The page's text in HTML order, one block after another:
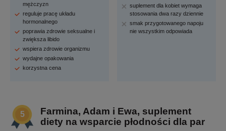
mężczyzn
reguluje pracę układu
hormonalnego
poprawia zdrowie seksualne i
zwiększa libido
wspiera zdrowie organizmu
wydajne opakowania
korzystna cena
suplement dla kobiet wymaga
stosowania dwa razy dziennie
smak przygotowanego napoju
nie wszystkim odpowiada
Farmina, Adam i Ewa, suplement
diety na wsparcie płodności dla par